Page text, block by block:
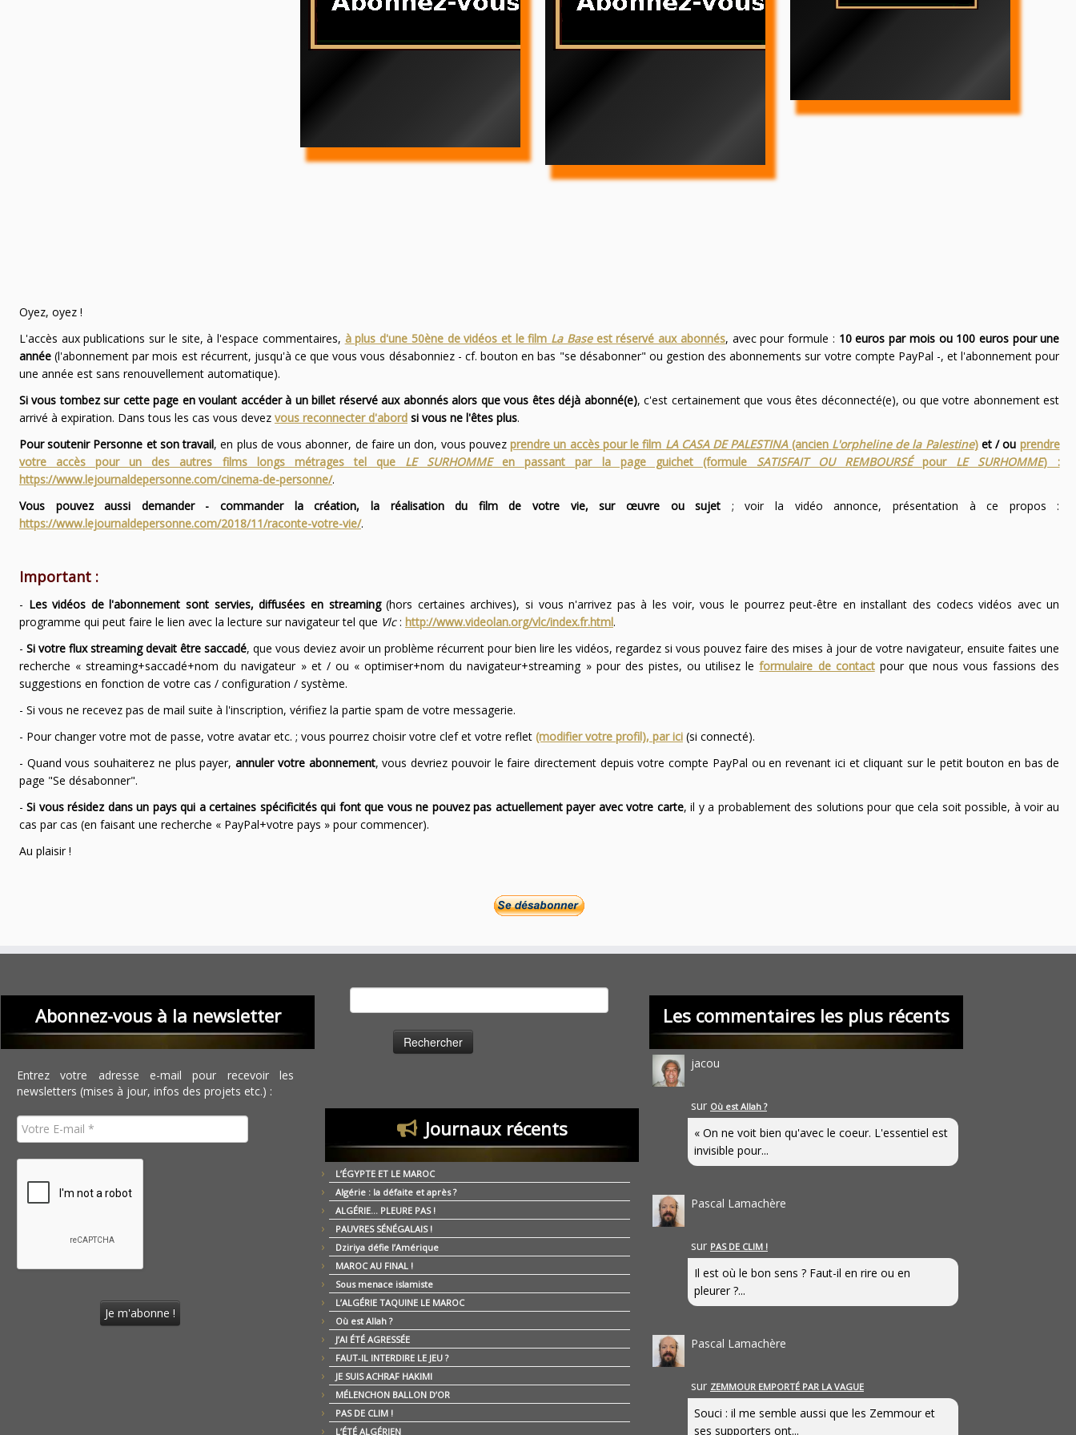
Oyez, oyez !
L'accès aux publications sur le site, à l'espace commentaires, à plus d'une 50ène de vidéos et le film La Baseest réservé aux abonnés, avec pour formule : 10 euros par mois ou 100 euros pour une
année(l'abonnement par mois est récurrent, jusqu'à ce que vous vous désabonniez - cf. bouton en bas "se désabonner" ou gestion des abonnements sur votre compte PayPal -, et l'abonnement pour
une année est sans renouvellement automatique).
Si vous tombez sur cette page en voulant accéder à un billet réservé aux abonnés alors que vous êtes déjà abonné(e), c'est certainement que vous êtes déconnecté(e), ou que votre abonnement est
arrivé à expiration. Dans tous les cas vous devez vous reconnecter d'abordsi vous ne l'êtes plus.
Pour soutenir Personne et son travail, en plus de vous abonner, de faire un don, vous pouvezprendre un accès pour le film LA CASA DE PALESTINA(ancien L'orpheline de la Palestine)et / ou prendre
votre accès pour un des autres films longs métrages tel que LE SURHOMMEen passant par la page guichet (formule SATISFAIT OU REMBOURSÉpour LE SURHOMME) :
https://www.lejournaldepersonne.com/cinema-de-personne/.
Vous pouvez aussi demander - commander la création, la réalisation du film de votre vie, sur œuvre ou sujet ; voir la vidéo annonce, présentation à ce propos :
https://www.lejournaldepersonne.com/2018/11/raconte-votre-vie/.
Important :
- Les vidéos de l'abonnement sont servies, diffusées en streaming(hors certaines archives), si vous n'arrivez pas à les voir, vous le pourrez peut-être en installant des codecs vidéos avec un
programme qui peut faire le lien avec la lecture sur navigateur tel que Vlc: http://www.videolan.org/vlc/index.fr.html.
- Si votre flux streaming devait être saccadé, que vous deviez avoir un problème récurrent pour bien lire les vidéos, regardez si vous pouvez faire des mises à jour de votre navigateur, ensuite faites une
recherche « streaming+saccadé+nom du navigateur » et / ou « optimiser+nom du navigateur+streaming » pour des pistes, ou utilisez leformulaire de contactpour que nous vous fassions des
suggestions en fonction de votre cas / configuration / système.
- Si vous ne recevez pas de mail suite à l'inscription, vérifiez la partie spam de votre messagerie.
- Pour changer votre mot de passe, votre avatar etc. ; vous pourrez choisir votre clef et votre reflet (modifier votre profil), par ici(si connecté).
- Quand vous souhaiterez ne plus payer,annuler votre abonnement, vous devriez pouvoir le faire directement depuis votre compte PayPal ou en revenant ici et cliquant sur le petit bouton en bas de
page "Se désabonner".
-Si vous résidez dans un pays qui a certaines spécificités qui font que vous ne pouvez pas actuellement payer avec votre carte, il y a probablement des solutions pour que cela soit possible, à voir au
cas par cas (en faisant une recherche « PayPal+votre pays » pour commencer).
Au plaisir !
Abonnez-vous à la newsletter
Entrez votre adresse e-mail pour recevoir les
newsletters (mises à jour, infos des projets etc.) :
Journaux récents
L’ÉGYPTE ET LE MAROC
Algérie : la défaite et après ?
ALGÉRIE… PLEURE PAS !
PAUVRES SÉNÉGALAIS !
Dziriya défie l’Amérique
MAROC AU FINAL !
Sous menace islamiste
L’ALGÉRIE TAQUINE LE MAROC
Où est Allah ?
J’AI ÉTÉ AGRESSÉE
FAUT-IL INTERDIRE LE JEU ?
JE SUIS ACHRAF HAKIMI
MÉLENCHON BALLON D’OR
PAS DE CLIM !
L’ÉTÉ ALGÉRIEN
Les commentaires les plus récents
jacou
sur Où est Allah ?
« On ne voit bien qu'avec le coeur. L'essentiel est
invisible pour...
Pascal Lamachère
sur PAS DE CLIM !
Il est où le bon sens ? Faut-il en rire ou en
pleurer ?...
Pascal Lamachère
sur ZEMMOUR EMPORTÉ PAR LA VAGUE
Souci : il me semble aussi que les Zemmour et
ses supporters ont...